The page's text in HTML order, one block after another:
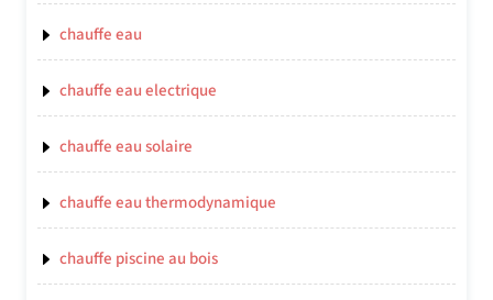
chauffe eau
chauffe eau electrique
chauffe eau solaire
chauffe eau thermodynamique
chauffe piscine au bois